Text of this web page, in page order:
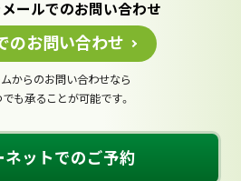
ールでのお問い合わせ
のお問い合わせ
からのお問い合わせなら
も承ることが可能です。
ネットでのご予約